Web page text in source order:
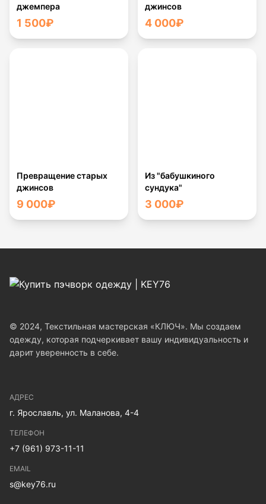
джемпера
1 500₽
джинсов
4 000₽
Превращение старых
джинсов
9 000₽
Из "бабушкиного
сундука"
3 000₽
© 2024, Текстильная мастерская «КЛЮЧ». Мы создаем
одежду, которая подчеркивает вашу индивидуальность и
дарит уверенность в себе.
АДРЕС
г. Ярославль, ул. Маланова, 4-4
ТЕЛЕФОН
+7 (961) 973-11-11
EMAIL
s@key76.ru